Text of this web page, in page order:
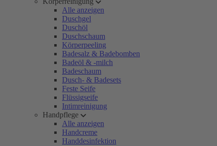
Alle anzeigen
Duschgel
Duschöl
Duschschaum
Körperpeeling
Badesalz & Badebomben
Badeöl & -milch
Badeschaum
Dusch- & Badesets
Feste Seife
Flüssigseife
Intimreinigung
Handpflege
Alle anzeigen
Handcreme
Handdesinfektion